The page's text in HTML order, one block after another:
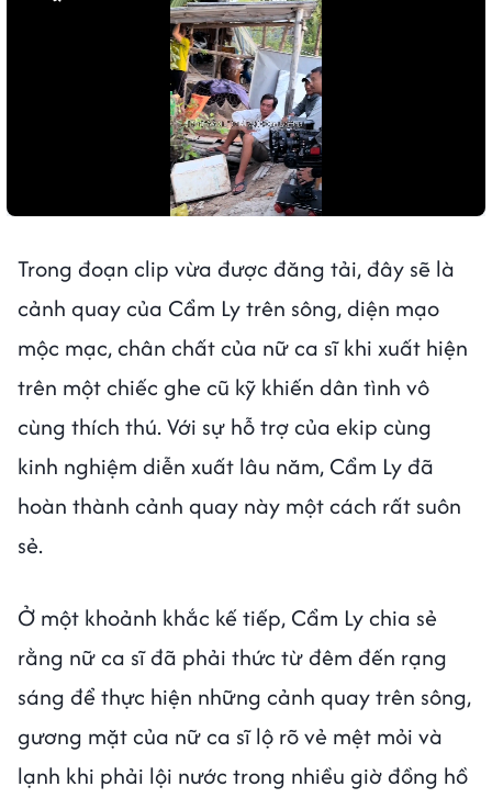
Trong đoạn clip vừa được đăng tải, đây sẽ là
cảnh quay của Cẩm Ly trên sông, diện mạo
mộc mạc, chân chất của nữ ca sĩ khi xuất hiện
trên một chiếc ghe cũ kỹ khiến dân tình vô
cùng thích thú. Với sự hỗ trợ của ekip cùng
kinh nghiệm diễn xuất lâu năm, Cẩm Ly đã
hoàn thành cảnh quay này một cách rất suôn
sẻ.
Ở một khoảnh khắc kế tiếp, Cẩm Ly chia sẻ
rằng nữ ca sĩ đã phải thức từ đêm đến rạng
sáng để thực hiện những cảnh quay trên sông,
gương mặt của nữ ca sĩ lộ rõ vẻ mệt mỏi và
lạnh khi phải lội nước trong nhiều giờ đồng hồ